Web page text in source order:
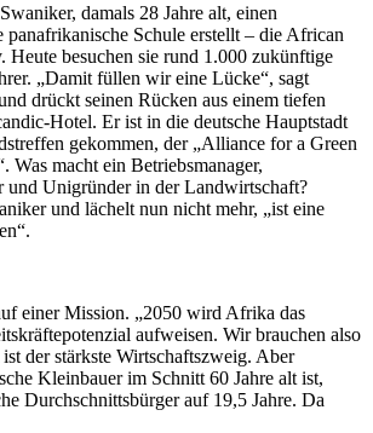
damals 28 Jahre alt, einen
panafrikanische Schule erstellt – die African
Heute besuchen sie rund 1.000 zukünftige
„Damit füllen wir eine Lücke“, sagt
drückt seinen Rücken aus einem tiefen
Hotel. Er ist in die deutsche Hauptstadt
gekommen, der „Alliance for a Green
Was macht ein Betriebsmanager,
und Unigründer in der Landwirtschaft?
und lächelt nun nicht mehr, „ist eine
einer Mission. „2050 wird Afrika das
aufweisen. Wir brauchen also
der stärkste Wirtschaftszweig. Aber
Kleinbauer im Schnitt 60 Jahre alt ist,
Durchschnittsbürger auf 19,5 Jahre. Da